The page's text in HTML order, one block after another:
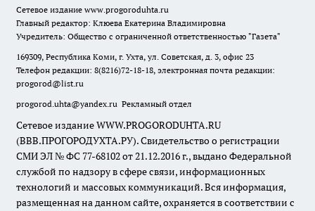
Сетевое издание www.progoroduhta.ru
Главный редактор: Клюева Екатерина Владимировна
Учредитель: Общество с ограниченной ответственностью "Газета"
169309, Республика Коми, г. Ухта, ул. Советская, д. 3, офис 23
Телефон редакции: 8(8216)72-18-18, электронная почта редакции:
progorod@list.ru
progorod.uhta@yandex.ru Рекламный отдел
Сетевое издание WWW.PROGORODUHTA.RU
(ВВВ.ПРОГОРОДУХТА.РУ). Свидетельство о регистрации
СМИ ЭЛ № ФС 77-68102 от 21.12.2016 г., выдано Федеральной
службой по надзору в сфере связи, информационных
технологий и массовых коммуникаций. Вся информация,
размещенная на данном сайте, охраняется в соответствии с